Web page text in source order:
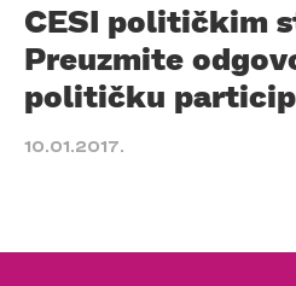
CESI političkim
Preuzmite
političku
10.01.2017.